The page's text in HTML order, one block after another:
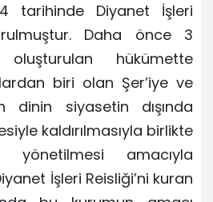
tarihinde Diyanet İşleri
Daha önce 3
oluşturulan hükümette
biri olan Şer’iye ve
dinin siyasetin dışında
kaldırılmasıyla birlikte
yönetilmesi amacıyla
İşleri Reisliği’ni kuran